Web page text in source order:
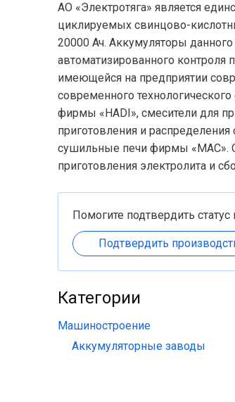
АО «Электротяга» является
циклируемых свинцово-
20000 Ач. Аккумуляторы
автоматизированного контроля
имеющейся на предприятии
современного
фирмы «HADI», смесители для
приготовления и
сушильные печи фирмы «MAC».
приготовления электролита и
Помогите подтвердить статус
Подтвердить
Категории
Машиностроение
Аккумуляторные заводы